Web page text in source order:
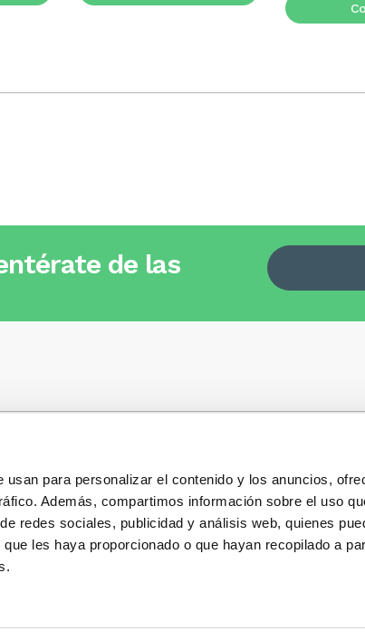
para personalizar el contenido y los anuncios,
Además, compartimos información sobre el uso
redes sociales, publicidad y análisis web, quienes
les haya proporcionado o que hayan recopilado a
de las
935 32 32 35
consultas o preguntas?
con mucho
Política de privacidad
Política de privacidad
Condiciones generales
compra
Contacto